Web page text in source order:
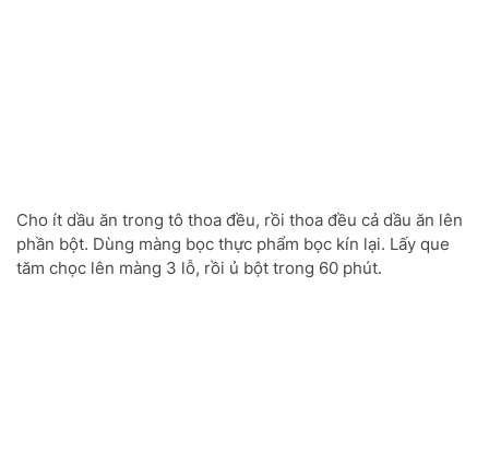
Cho ít dầu ăn trong tô thoa đều, rồi thoa đều cả dầu ăn lên
phần bột. Dùng màng bọc thực phẩm bọc kín lại. Lấy que
tăm chọc lên màng 3 lỗ, rồi ủ bột trong 60 phút.